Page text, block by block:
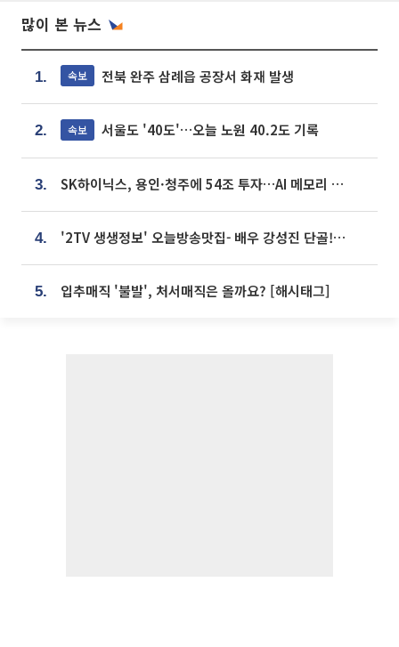
많이 본 뉴스
1. 속보 전북 완주 삼례읍 공장서 화재 발생
2. 속보 서울도 '40도'…오늘 노원 40.2도 기록
3. SK하이닉스, 용인·청주에 54조 투자…AI 메모리 생산기지 키운다
4. '2TV 생생정보' 오늘방송맛집- 배우 강성진 단골! 쌀국수ㆍ푸팟퐁 커리 맛집 '블○○○'
5. 입추매직 '불발', 처서매직은 올까요? [해시태그]